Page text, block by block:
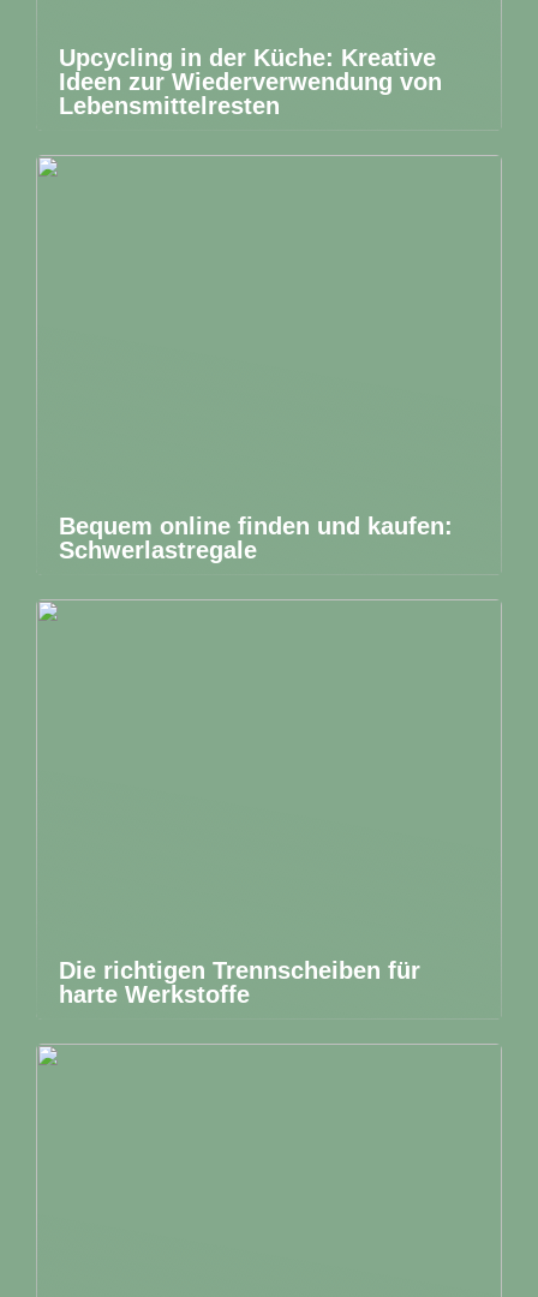
Upcycling in der Küche: Kreative
Ideen zur Wiederverwendung von
Lebensmittelresten
Bequem online finden und kaufen:
Schwerlastregale
Die richtigen Trennscheiben für
harte Werkstoffe